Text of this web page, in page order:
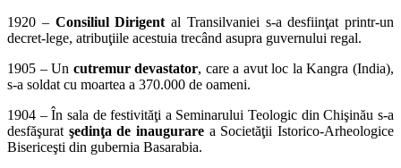
1920 – Consiliul Dirigent al Transilvaniei s-a desfiinţat printr-un
decret-lege, atribuţiile acestuia trecând asupra guvernului regal.
1905 – Un cutremur devastator, care a avut loc la Kangra (India),
s-a soldat cu moartea a 370.000 de oameni.
1904 – În sala de festivităţi a Seminarului Teologic din Chişinău s-a
desfăşurat şedinţa de inaugurare a Societăţii Istorico-Arheologice
Bisericeşti din gubernia Basarabia.